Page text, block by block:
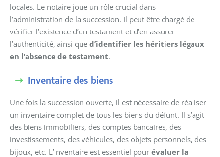
locales. Le notaire joue un rôle crucial dans
l’administration de la succession. Il peut être chargé de
vérifier l’existence d’un testament et d’en assurer
l’authenticité, ainsi que d’identifier les héritiers légaux
en l’absence de testament.
Inventaire des biens
Une fois la succession ouverte, il est nécessaire de réaliser
un inventaire complet de tous les biens du défunt. Il s’agit
des biens immobiliers, des comptes bancaires, des
investissements, des véhicules, des objets personnels, des
bijoux, etc. L’inventaire est essentiel pour évaluer la